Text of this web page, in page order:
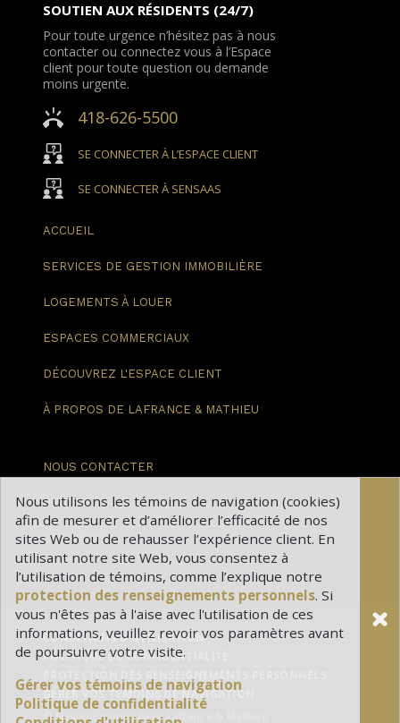
SOUTIEN AUX RÉSIDENTS (24/7)
Pour toute urgence n’hésitez pas à nous
contacter ou connectez vous à l’Espace
client pour toute question ou demande
moins urgente.
418-626-5500
SE CONNECTER À L’ESPACE CLIENT
SE CONNECTER À SENSAAS
ACCUEIL
SERVICES DE GESTION IMMOBILIÈRE
LOGEMENTS À LOUER
ESPACES COMMERCIAUX
DÉCOUVREZ L'ESPACE CLIENT
À PROPOS DE LAFRANCE & MATHIEU
NOUS CONTACTER
BLOGUE
CARRIÈRES
CONDITIONS D'UTILISATION
POLITIQUE DE CONFIDENTIALITÉ
GÉRER VOS TÉMOINS DE NAVIGATION
© Gestion immobilière Lafrance & Mathieu
Nous utilisons les témoins de navigation (cookies)
afin de mesurer et d’améliorer l’efficacité de nos
sites Web ou de rehausser l’expérience client. En
utilisant notre site Web, vous consentez à
l’utilisation de témoins, comme l’explique notre
protection des renseignements personnels. Si
vous n'êtes pas à l'aise avec l'utilisation de ces
informations, veuillez revoir vos paramètres avant
de poursuivre votre visite.
Gérer vos témoins de navigation
Politique de confidentialité